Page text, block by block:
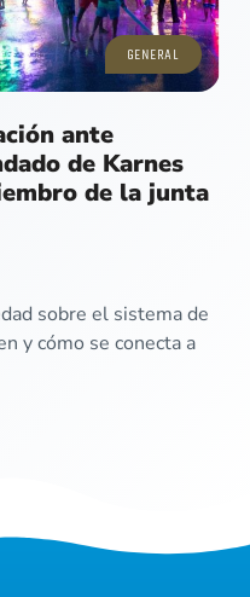
GENERAL
ante
de Karnes
de la junta
sobre el sistema de
y cómo se conecta a